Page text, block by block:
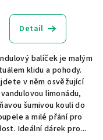
Detail
balíček je malým
klidu a pohody.
v něm osvěžující
limonádu,
šumivou kouli do
a milé přání pro
Ideální dárek pro...